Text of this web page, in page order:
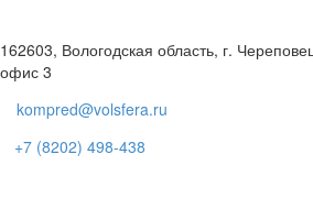
162603, Вологодская область, г.
офис 3
kompred@volsfera.ru
+7 (8202) 498-438